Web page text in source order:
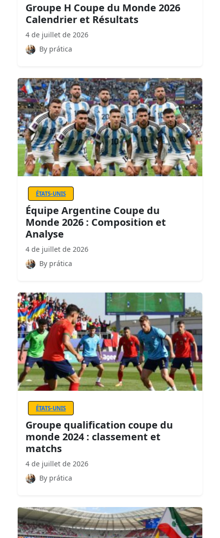
Groupe H Coupe du Monde 2026
Calendrier et Résultats
4 de juillet de 2026
By prática
ÉTATS-UNIS
Équipe Argentine Coupe du
Monde 2026 : Composition et
Analyse
4 de juillet de 2026
By prática
ÉTATS-UNIS
Groupe qualification coupe du
monde 2024 : classement et
matchs
4 de juillet de 2026
By prática